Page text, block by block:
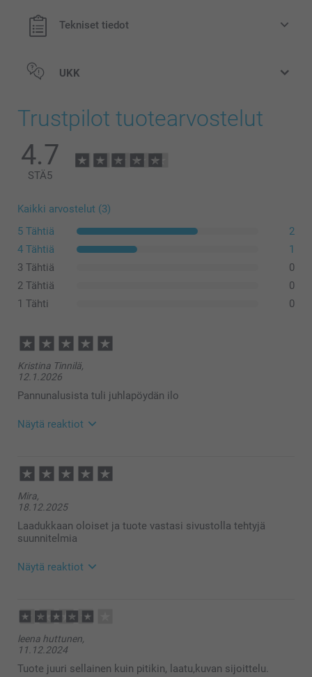
Tekniset tiedot
UKK
Trustpilot tuotearvostelut
4.7
STÄ5
Kaikki arvostelut (3)
5 Tähtiä
2
4 Tähtiä
1
3 Tähtiä
0
2 Tähtiä
0
1 Tähti
0
Kristina Tinnilä,
12.1.2026
Pannunalusista tuli juhlapöydän ilo
Näytä reaktiot
10:58
Hei Kristina!
Ethän epäröi ottaa yhteyttä asiakaspalveluun
saadaksesi apua, mikäli tarvitset sitä 😊
Lämpimin terveisin
Mira,
18.12.2025
Laadukkaan oloiset ja tuote vastasi sivustolla tehtyjä
suunnitelmia
Näytä reaktiot
15:26
Kiitokset palautteestasi, olemme kiitollisia siitä 🌸
Ethän epäröi ottaa yhteyttä asiakaspalveluun
saadaksesi apua, mikäli tarvitset sitä 😊
leena huttunen,
11.12.2024
Tuote juuri sellainen kuin pitikin, laatu,kuvan sijoittelu.